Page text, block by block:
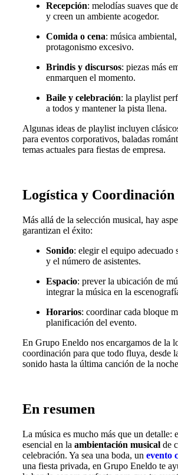
Recepción: melodías suaves que
y creen un ambiente acogedor.
Comida o cena: música
protagonismo excesivo.
Brindis y discursos: piezas más
enmarquen el momento.
Baile y celebración: la playlist
a todos y mantener la pista llena.
Algunas ideas de playlist incluyen
para eventos corporativos, baladas
temas actuales para fiestas de empresa.
Logística y Coordinación
Más allá de la selección musical, hay
garantizan el éxito:
Sonido: elegir el equipo adecuado
y el número de asistentes.
Espacio: prever la ubicación de
integrar la música en la
Horarios: coordinar cada bloque
planificación del evento.
En Grupo Eneldo nos encargamos de la
coordinación para que todo fluya, desde
sonido hasta la última canción de la
En resumen
La música es mucho más que un detalle:
esencial en la ambientación musical de
celebración. Ya sea una boda, un evento
una fiesta privada, en Grupo Eneldo te